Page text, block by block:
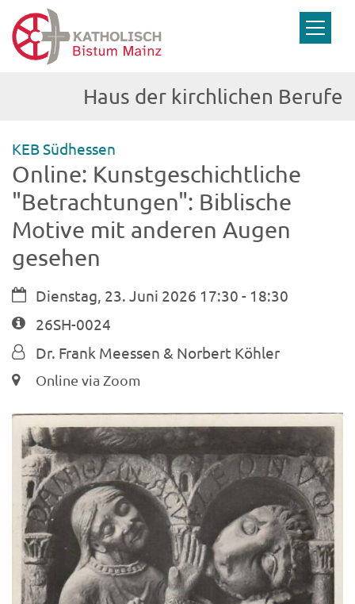
Zum Inhalt springen
Haus der kirchlichen Berufe
KEB Südhessen
Online: Kunstgeschichtliche
"Betrachtungen": Biblische
Motive mit anderen Augen
gesehen
Datum:Dienstag, 23. Juni 2026 17:30 - 18:30
Art bzw. Nummer:
26SH-0024
Von:Dr. Frank Meessen & Norbert Köhler
Ort: Online via Zoom